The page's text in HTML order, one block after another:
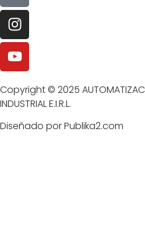
Copyright © 2025
INDUSTRIAL E.I.R.L.
Diseñado por Publika2.com